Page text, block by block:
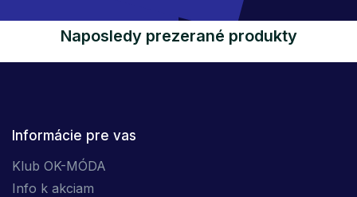
Naposledy prezerané produkty
Informácie pre vas
Klub OK-MÓDA
Info k akciam